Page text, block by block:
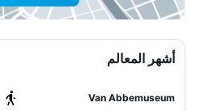
أشهر المعالم
Van Abbemuseum